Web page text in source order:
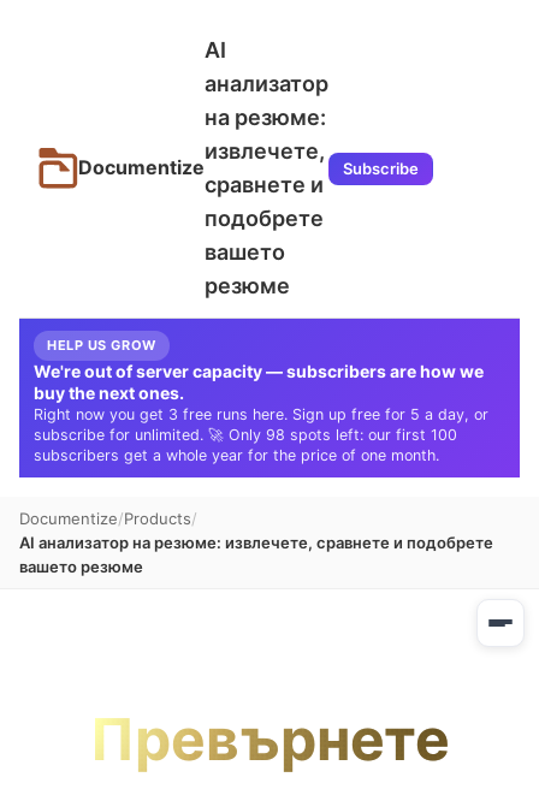
Documentize
AI
анализатор
на резюме:
извлечете,
сравнете и
подобрете
вашето
резюме
Subscribe
HELP US GROW
We're out of server capacity — subscribers are how we
buy the next ones.
Right now you get 3 free runs here. Sign up free for 5 a day, or
subscribe for unlimited. 🚀 Only 98 spots left: our first 100
subscribers get a whole year for the price of one month.
Documentize Products
AI анализатор на резюме: извлечете, сравнете и подобрете
вашето резюме
Превърнете